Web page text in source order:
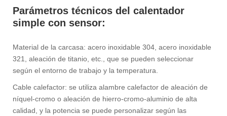
Parámetros técnicos del calentador
simple con sensor:
Material de la carcasa: acero inoxidable 304, acero inoxidable
321, aleación de titanio, etc., que se pueden seleccionar
según el entorno de trabajo y la temperatura.
Cable calefactor: se utiliza alambre calefactor de aleación de
níquel-cromo o aleación de hierro-cromo-aluminio de alta
calidad, y la potencia se puede personalizar según las